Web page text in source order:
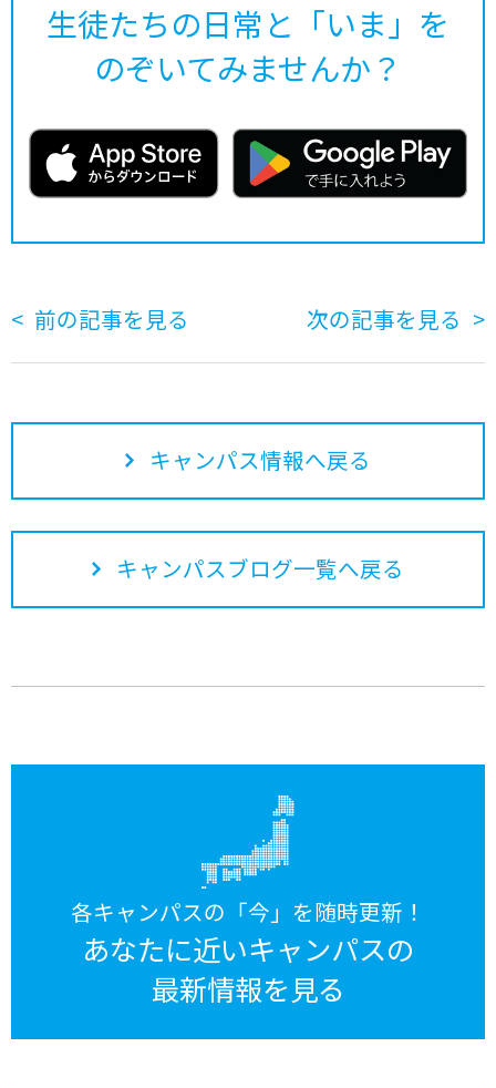
生徒たちの日常と「いま」を
のぞいてみませんか？
前の記事を見る 次の記事を見る
キャンパス情報へ戻る
キャンパスブログ一覧へ戻る
各キャンパスの「今」を随時更新！
あなたに近いキャンパスの
最新情報を見る